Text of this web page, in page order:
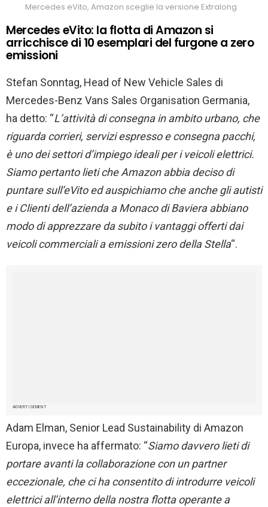
Mercedes eVito, Amazon sceglie la versione Extralong
Mercedes eVito: la flotta di Amazon si
arricchisce di 10 esemplari del furgone a zero
emissioni
Stefan Sonntag, Head of New Vehicle Sales di
Mercedes-Benz Vans Sales Organisation Germania,
ha detto: “L’attività di consegna in ambito urbano, che
riguarda corrieri, servizi espresso e consegna pacchi,
è uno dei settori d’impiego ideali per i veicoli elettrici.
Siamo pertanto lieti che Amazon abbia deciso di
puntare sull’eVito ed auspichiamo che anche gli autisti
e i Clienti dell’azienda a Monaco di Baviera abbiano
modo di apprezzare da subito i vantaggi offerti dai
veicoli commerciali a emissioni zero della Stella“.
ADVERTISEMENT
Adam Elman, Senior Lead Sustainability di Amazon
Europa, invece ha affermato: “Siamo davvero lieti di
portare avanti la collaborazione con un partner
eccezionale, che ci ha consentito di introdurre veicoli
elettrici all’interno della nostra flotta operante a